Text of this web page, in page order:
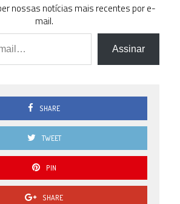
nossas notícias mais recentes por e-
mail.
Assinar
SHARE
TWEET
PIN
SHARE